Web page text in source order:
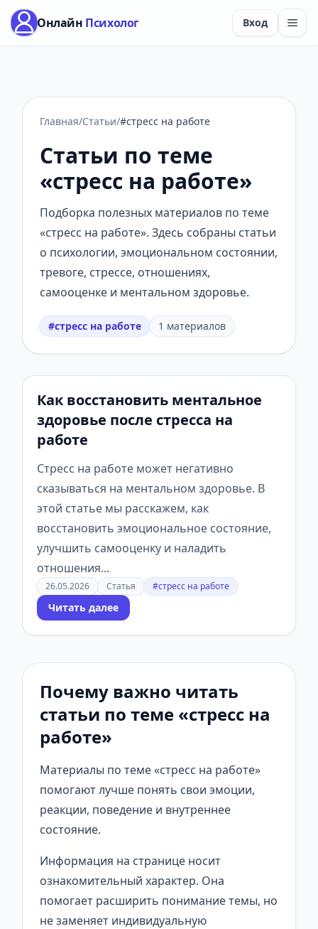
Онлайн Психолог Вход
Главная/Статьи/#стресс на работе
Статьи по теме
«стресс на работе»
Подборка полезных материалов по теме
«стресс на работе». Здесь собраны статьи
о психологии, эмоциональном состоянии,
тревоге, стрессе, отношениях,
самооценке и ментальном здоровье.
#стресс на работе 1 материалов
Как восстановить ментальное
здоровье после стресса на
работе
Стресс на работе может негативно
сказываться на ментальном здоровье. В
этой статье мы расскажем, как
восстановить эмоциональное состояние,
улучшить самооценку и наладить
отношения...
26.05.2026 Статья #стресс на работе
Читать далее
Почему важно читать
статьи по теме «стресс на
работе»
Материалы по теме «стресс на работе»
помогают лучше понять свои эмоции,
реакции, поведение и внутреннее
состояние.
Информация на странице носит
ознакомительный характер. Она
помогает расширить понимание темы, но
не заменяет индивидуальную